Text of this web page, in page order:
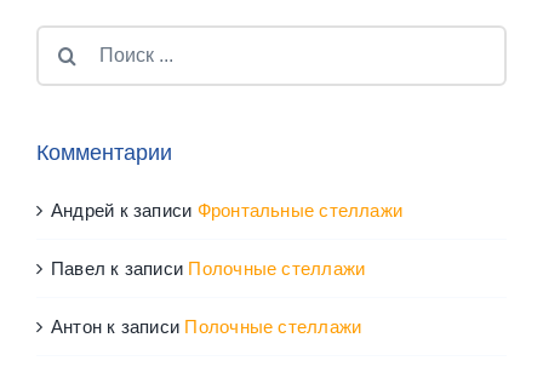
поиска:
Комментарии
Андрей к записи Фронтальные стеллажи
Павел к записи Полочные стеллажи
Антон к записи Полочные стеллажи